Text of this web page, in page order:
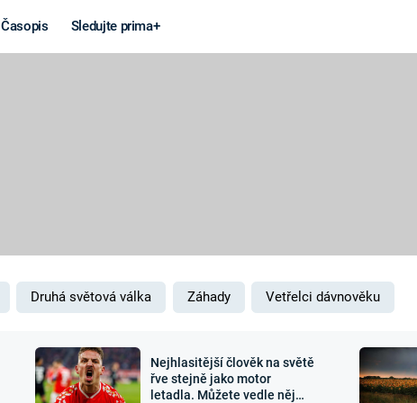
Časopis Sledujte prima+
MARS
Záhady a
Zajímavosti
Druhá světová válka Záhady Vetřelci dávnověku
Nejhlasitější člověk na světě
řve stejně jako motor
letadla. Můžete vedle něj